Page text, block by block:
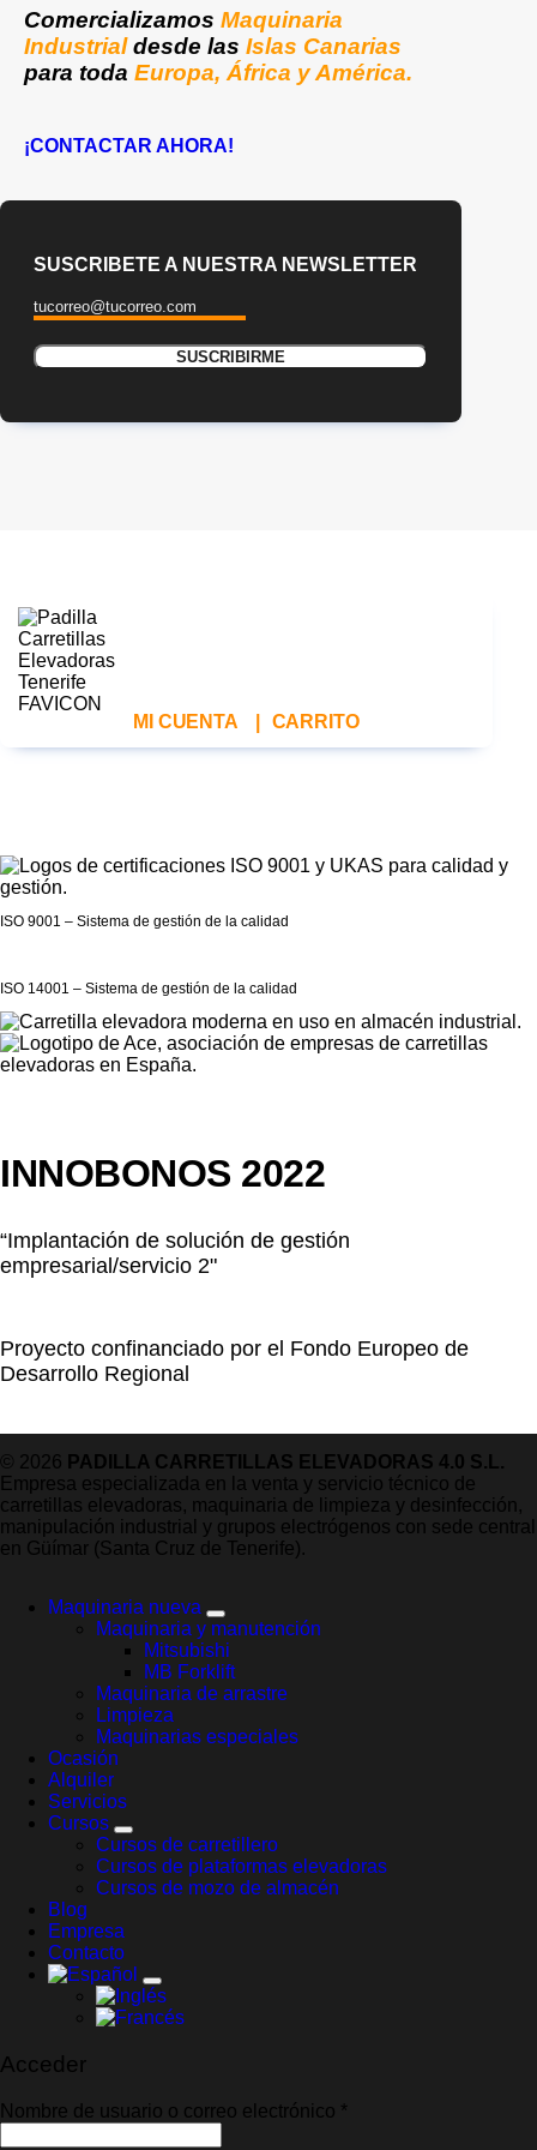
Comercializamos Maquinaria
Industrialdesde las Islas Canarias
para toda Europa, África y América.
¡CONTACTAR AHORA!
SUSCRIBETE A NUESTRA NEWSLETTER
MI CUENTA CARRITO
ISO 9001 – Sistema de gestión de la calidad
ISO 14001 – Sistema de gestión de la calidad
INNOBONOS 2022
“Implantación de solución de gestión
empresarial/servicio 2"
Proyecto confinanciado por el Fondo Europeo de
Desarrollo Regional
© 2026 PADILLA CARRETILLAS ELEVADORAS 4.0 S.L.
Empresa especializada en la venta y servicio técnico de
carretillas elevadoras, maquinaria de limpieza y desinfección,
manipulación industrial y grupos electrógenos con sede central
en Güímar (Santa Cruz de Tenerife).
Maquinaria nueva
Maquinaria y manutención
Mitsubishi
MB Forklift
Maquinaria de arrastre
Limpieza
Maquinarias especiales
Ocasión
Alquiler
Servicios
Cursos
Cursos de carretillero
Cursos de plataformas elevadoras
Cursos de mozo de almacén
Blog
Empresa
Contacto
Acceder
Nombre de usuario o correo electrónico *